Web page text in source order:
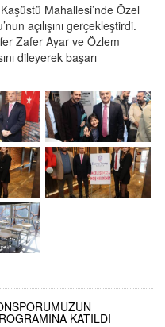
Mahallesi’nde Özel
açılışını gerçekleştirdi.
Zafer Ayar ve Özlem
dileyerek başarı
KATILDI